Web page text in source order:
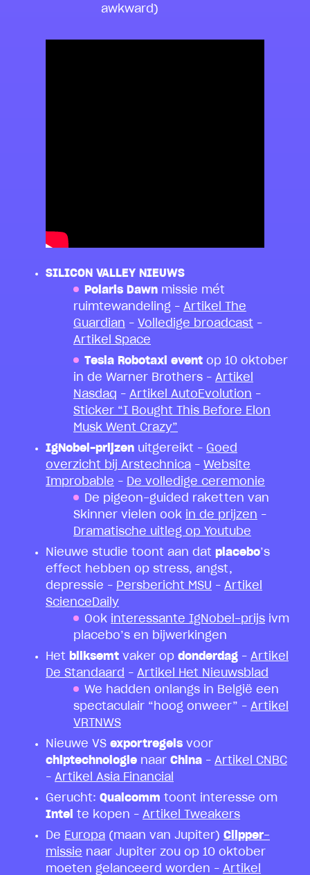
awkward)
SILICON VALLEY NIEUWS
Polaris Dawn missie mét
ruimtewandeling – Artikel The
Guardian – Volledige broadcast –
Artikel Space
Tesla Robotaxi event op 10 oktober
in de Warner Brothers – Artikel
Nasdaq – Artikel AutoEvolution –
Sticker “I Bought This Before Elon
Musk Went Crazy”
IgNobel-prijzen uitgereikt – Goed
overzicht bij Arstechnica – Website
Improbable –
De volledige ceremonie
De pigeon-guided raketten van
Skinner vielen ook in de prijzen –
Dramatische uitleg op Youtube
Nieuwe studie toont aan dat placebo’s
effect hebben op stress, angst,
depressie – Persbericht MSU – Artikel
ScienceDaily
Ook interessante IgNobel-prijs ivm
placebo’s en bijwerkingen
Het bliksemt vaker op donderdag – Artikel
De Standaard – Artikel Het Nieuwsblad
We hadden onlangs in België een
spectaculair “hoog onweer” – Artikel
VRTNWS
Nieuwe VS exportregels voor
chiptechnologie naar China – Artikel CNBC
– Artikel Asia Financial
Gerucht: Qualcomm toont interesse om
Intel te kopen – Artikel Tweakers
De Europa (maan van Jupiter) Clipper-
missie naar Jupiter zou op 10 oktober
moeten gelanceerd worden – Artikel